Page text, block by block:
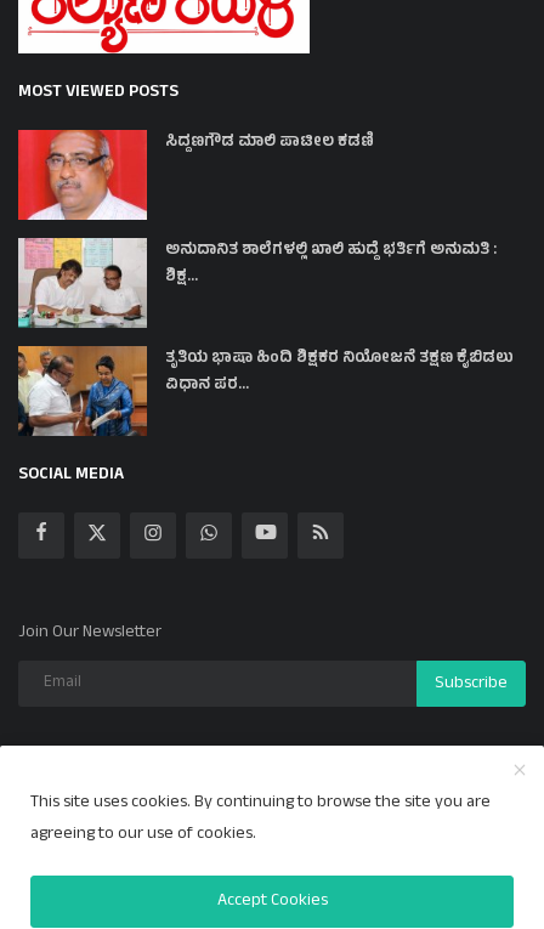
MOST VIEWED POSTS
ಸಿದ್ದಣಗೌಡ ಮಾಲಿ ಪಾಟೀಲ ಕಡಣಿ
ಅನುದಾನಿತ ಶಾಲೆಗಳಲ್ಲಿ ಖಾಲಿ ಹುದ್ದೆ ಭರ್ತಿಗೆ ಅನುಮತಿ :
ಶಿಕ್ಷ...
ತೃತಿಯ ಭಾಷಾ ಹಿಂದಿ ಶಿಕ್ಷಕರ ನಿಯೋಜನೆ ತಕ್ಷಣ ಕೈಬಿಡಲು
ವಿಧಾನ ಪರ...
SOCIAL MEDIA
Join Our Newsletter
Subscribe
Copyright 2024 ಕಲ್ಯಾಣ ಕಹಳೆ - All Rights Reserved.
Privacy Policy
This site uses cookies. By continuing to browse the site you are
agreeing to our use of cookies.
Accept Cookies